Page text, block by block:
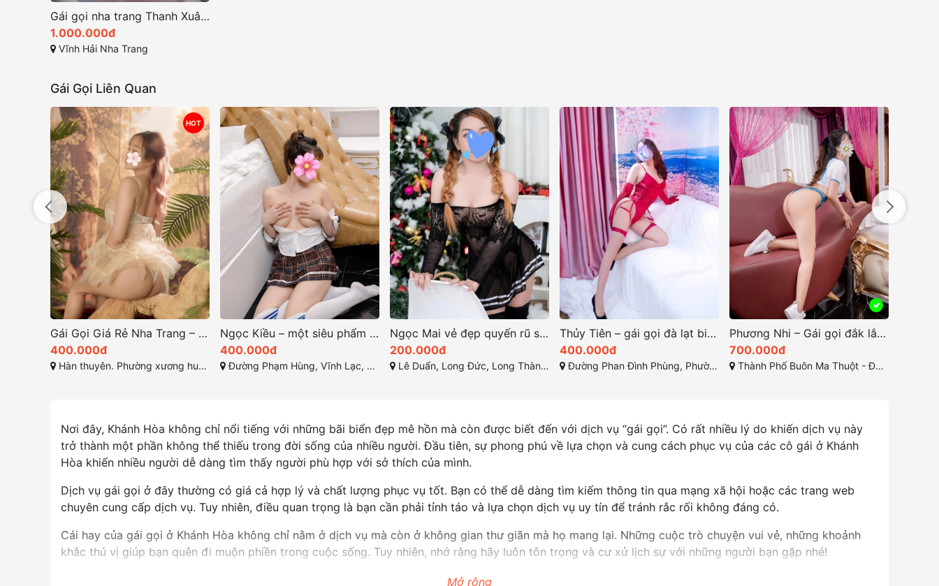
Gái gọi nha trang Thanh Xuân gái miền tây rất xinh
1.000.000đ
Vĩnh Hải Nha Trang
Gái Gọi Liên Quan
Ngọc Kiều – một siêu phẩm cuồng nhiệt ở rạch giá
400.000đ
Đường Phạm Hùng, Vĩnh Lạc, Rạch Giá, Kiên Giang
Ngọc Mai vẻ đẹp quyến rũ sức hấp dẫn lôi cuốn
200.000đ
Lê Duẩn, Long Đức, Long Thành, Đồng Nai
Thủy Tiên – gái gọi đà lạt biểu tượng của vẻ đẹp tự nhiên
400.000đ
Đường Phan Đình Phùng, Phường 2, Thành phố Đà Lạt, Tỉnh Lâm Đồng
Phương Nhi – Gái gọi đắk lắk dâm tình
700.000đ
Thành Phố Buôn Ma Thuột - Đắk Lắk
Quỳnh Anh-Gái Xinh Dễ Thương Thương Hiệu Dịch Vụ Đỉnh Cao
500.000đ
Đường số 1, Tân Phước, Tân Thành, Bà Rịa - Vũng Tàu
Nơi đây, Khánh Hòa không chỉ nổi tiếng với những bãi biển đẹp mê hồn mà còn được biết đến với dịch vụ “gái gọi”. Có rất nhiều lý do khiến dịch vụ này
trở thành một phần không thể thiếu trong đời sống của nhiều người. Đầu tiên, sự phong phú về lựa chọn và cung cách phục vụ của các cô gái ở Khánh
Hòa khiến nhiều người dễ dàng tìm thấy người phù hợp với sở thích của mình.
Dịch vụ gái gọi ở đây thường có giá cả hợp lý và chất lượng phục vụ tốt. Bạn có thể dễ dàng tìm kiếm thông tin qua mạng xã hội hoặc các trang web
chuyên cung cấp dịch vụ. Tuy nhiên, điều quan trọng là bạn cần phải tỉnh táo và lựa chọn dịch vụ uy tín để tránh rắc rối không đáng có.
Cái hay của gái gọi ở Khánh Hòa không chỉ nằm ở dịch vụ mà còn ở không gian thư giãn mà họ mang lại. Những cuộc trò chuyện vui vẻ, những khoảnh
khắc thú vị giúp bạn quên đi muộn phiền trong cuộc sống. Tuy nhiên, nhớ rằng hãy luôn tôn trọng và cư xử lịch sự với những người bạn gặp nhé!
Mở rộng